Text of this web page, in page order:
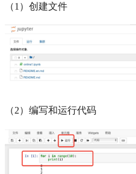
（1）创建文件
（2）编写和运行代码